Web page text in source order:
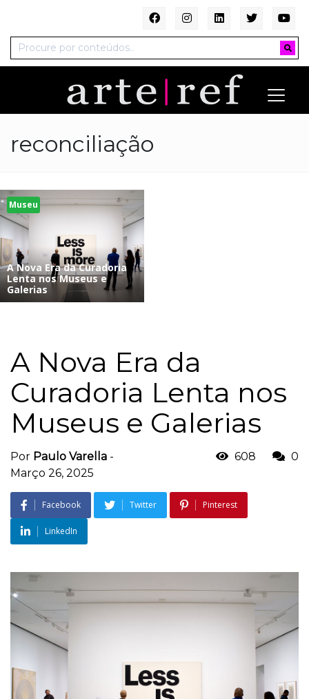
reconciliação
Museu
A Nova Era da Curadoria
Lenta nos Museus e
Galerias
A Nova Era da
Curadoria Lenta nos
Museus e Galerias
Por Paulo Varella -
Março 26, 2025
608 0
Facebook Twitter Pinterest
LinkedIn